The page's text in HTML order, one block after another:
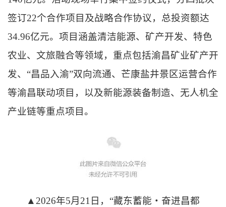
签订22个合作项目及战略合作协议，总投资额达
34.96亿元。项目涵盖清洁能源、矿产开发、特色
农业、文旅融合等领域，重点包括渝昌矿业矿产开
发、“昌品入渝”双向流通、芒康盐井景区运营合作
等渝昌联动项目，以及新能源装备制造、无人机全
产业链等重点项目。
▲2026年5月21日，“藏东蓄能・奋进昌都